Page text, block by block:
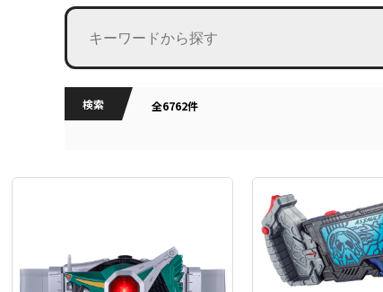
検索 全6762件